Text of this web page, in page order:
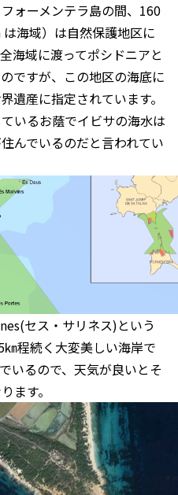
ォーメンテラ島の間、160
海域）は自然保護地区に
海域に渡ってポシドニアと
ですが、この地区の海底に
遺産に指定されています。
いるお蔭でイビサの海水は
んでいるのだと言われてい
セス・サリネス)という
程続く大変美しい海岸で
いるので、天気が良いとそ
ます。